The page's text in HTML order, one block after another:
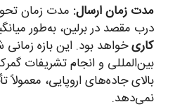
مدت زمان ارسال: مدت زمان
درب مقصد در برلین، به‌طور
کاریخواهد بود. این بازه
بین‌المللی و انجام تشریفات
بالای جاده‌های اروپایی، معمولاً
نمی‌دهد.